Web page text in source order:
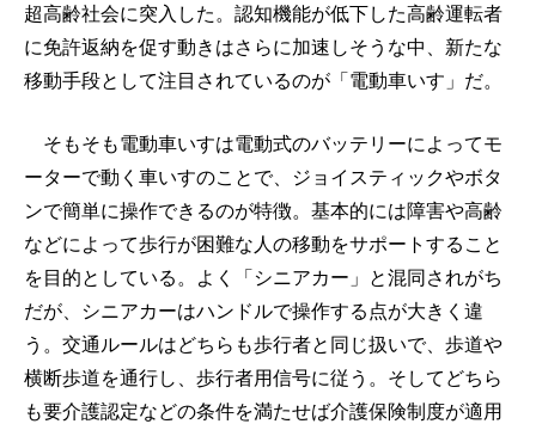
超高齢社会に突入した。認知機能が低下した高齢運転者
に免許返納を促す動きはさらに加速しそうな中、新たな
移動手段として注目されているのが「電動車いす」だ。
そもそも電動車いすは電動式のバッテリーによってモ
ーターで動く車いすのことで、ジョイスティックやボタ
ンで簡単に操作できるのが特徴。基本的には障害や高齢
などによって歩行が困難な人の移動をサポートすること
を目的としている。よく「シニアカー」と混同されがち
だが、シニアカーはハンドルで操作する点が大きく違
う。交通ルールはどちらも歩行者と同じ扱いで、歩道や
横断歩道を通行し、歩行者用信号に従う。そしてどちら
も要介護認定などの条件を満たせば介護保険制度が適用